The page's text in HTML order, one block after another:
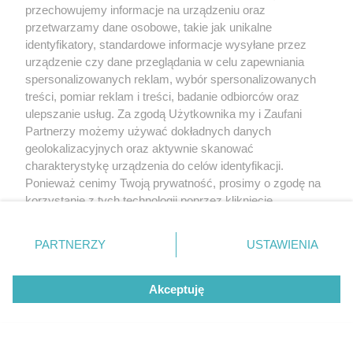
przechowujemy informacje na urządzeniu oraz
przetwarzamy dane osobowe, takie jak unikalne
identyfikatory, standardowe informacje wysyłane przez
urządzenie czy dane przeglądania w celu zapewniania
spersonalizowanych reklam, wybór spersonalizowanych
treści, pomiar reklam i treści, badanie odbiorców oraz
ulepszanie usług. Za zgodą Użytkownika my i Zaufani
Partnerzy możemy używać dokładnych danych
geolokalizacyjnych oraz aktywnie skanować
charakterystykę urządzenia do celów identyfikacji.
Ponieważ cenimy Twoją prywatność, prosimy o zgodę na
korzystanie z tych technologii poprzez kliknięcie
zmienić/wycofać klikając przycisk ustawień prywatności
znajdujący się w lewym dolnym rogu strony
rodzaje przetwarzania danych nie wymagają zgody
użytkownika, ale masz prawo sprzeciwić się takiemu
przetwarzaniu. Preferencje będą miały zastosowanie tylko
PARTNERZY USTAWIENIA
Akceptuję